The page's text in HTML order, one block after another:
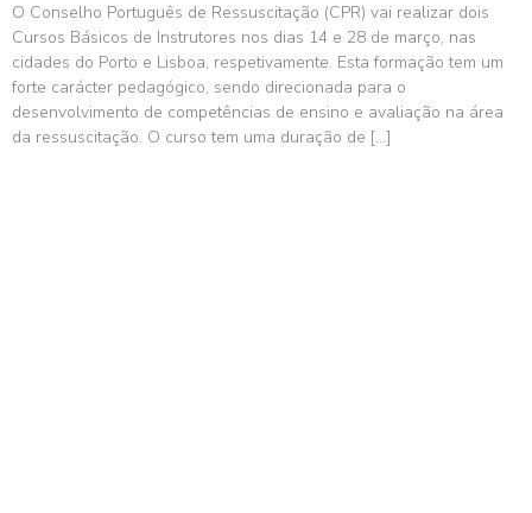
O Conselho Português de Ressuscitação (CPR) vai realizar dois
Cursos Básicos de Instrutores nos dias 14 e 28 de março, nas
cidades do Porto e Lisboa, respetivamente. Esta formação tem um
forte carácter pedagógico, sendo direcionada para o
desenvolvimento de competências de ensino e avaliação na área
da ressuscitação. O curso tem uma duração de […]